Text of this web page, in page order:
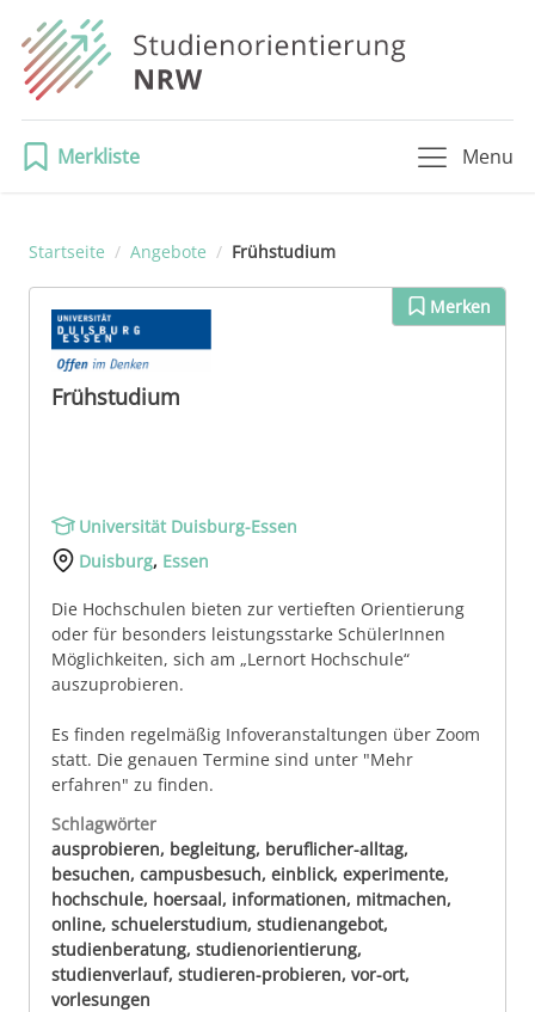
Merkliste Menu
Startseite / Angebote / Frühstudium
Merken
Frühstudium
Universität Duisburg-Essen
Duisburg, Essen
Die Hochschulen bieten zur vertieften Orientierung
oder für besonders leistungsstarke SchülerInnen
Möglichkeiten, sich am „Lernort Hochschule“
auszuprobieren.
Es finden regelmäßig Infoveranstaltungen über Zoom
statt. Die genauen Termine sind unter "Mehr
erfahren" zu finden.
Schlagwörter
ausprobieren, begleitung, beruflicher-alltag,
besuchen, campusbesuch, einblick, experimente,
hochschule, hoersaal, informationen, mitmachen,
online, schuelerstudium, studienangebot,
studienberatung, studienorientierung,
studienverlauf, studieren-probieren, vor-ort,
vorlesungen